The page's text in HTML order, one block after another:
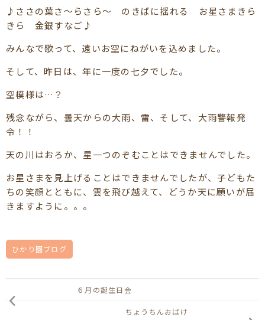
♪ささの葉さ～らさら～ のきばに揺れる お星さまきら
きら 金銀すなご♪
みんなで歌って、遠いお空にねがいを込めました。
そして、昨日は、年に一度の七夕でした。
空模様は…？
残念ながら、曇天からの大雨、雷、そして、大雨警報発
令！！
天の川はおろか、星一つのぞむことはできませんでした。
お星さまを見上げることはできませんでしたが、子どもた
ちの笑顔とともに、雲を飛び越えて、どうか天に願いが届
きますように。。。
ひかり園ブログ
６月の誕生日会
ちょうちんおばけ